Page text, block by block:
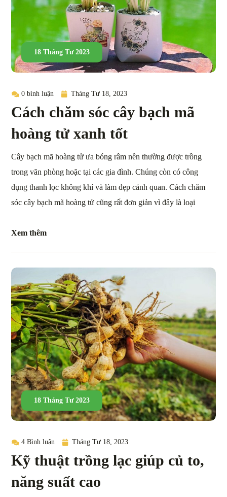
18 Tháng Tư 2023
0 bình luận Tháng Tư 18, 2023
Cách chăm sóc cây bạch mã
hoàng tử xanh tốt
Cây bạch mã hoàng tử ưa bóng râm nên thường được trồng
trong văn phòng hoặc tại các gia đình. Chúng còn có công
dụng thanh lọc không khí và làm đẹp cảnh quan. Cách chăm
sóc cây bạch mã hoàng tử cũng rất đơn giản vì đây là loại
Xem thêm
18 Tháng Tư 2023
4 Bình luận Tháng Tư 18, 2023
Kỹ thuật trồng lạc giúp củ to,
năng suất cao